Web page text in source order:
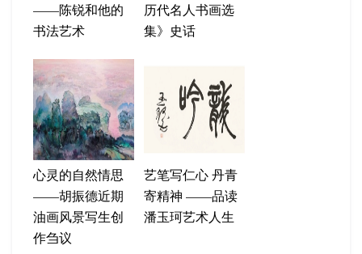
——陈锐和他的
书法艺术
历代名人书画选
集》史话
心灵的自然情思
——胡振德近期
油画风景写生创
作刍议
艺笔写仁心 丹青
寄精神 ——品读
潘玉珂艺术人生